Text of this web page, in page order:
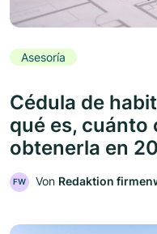
Asesoría
Cédula de
qué es, cuánto
obtenerla en
FW Von Redaktion